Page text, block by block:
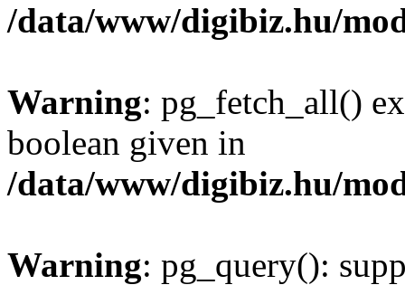
/data/www/digibiz.hu/
Warning: pg_fetch_all()
boolean given in
/data/www/digibiz.hu/
Warning: pg_query():